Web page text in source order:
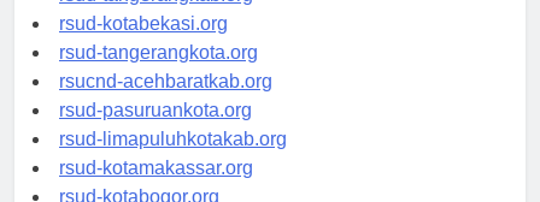
rsud-tangerangkab.org
rsud-kotabekasi.org
rsud-tangerangkota.org
rsucnd-acehbaratkab.org
rsud-pasuruankota.org
rsud-limapuluhkotakab.org
rsud-kotamakassar.org